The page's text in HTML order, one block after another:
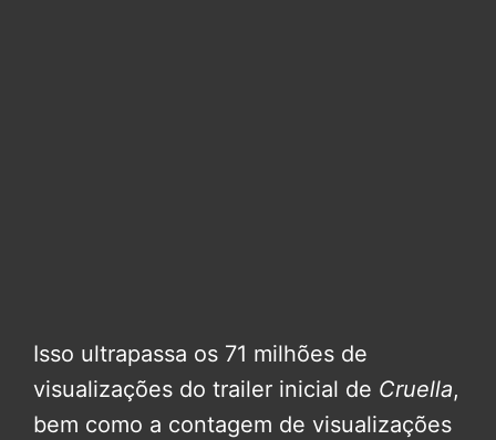
Isso ultrapassa os 71 milhões de
visualizações do trailer inicial de Cruella,
bem como a contagem de visualizações